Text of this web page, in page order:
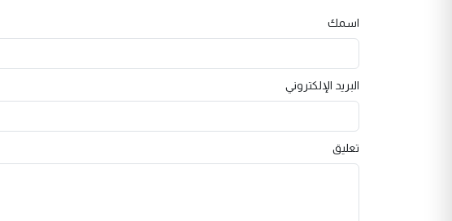
اسمك
البريد الإلكتروني
تعليق